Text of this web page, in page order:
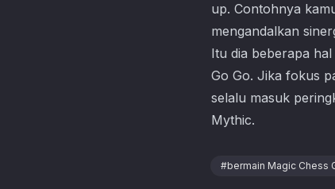
up. Contohnya
mengandalkan
Itu dia beberapa
Go Go. Jika fokus
selalu masuk
Mythic.
#bermain Magic Chess